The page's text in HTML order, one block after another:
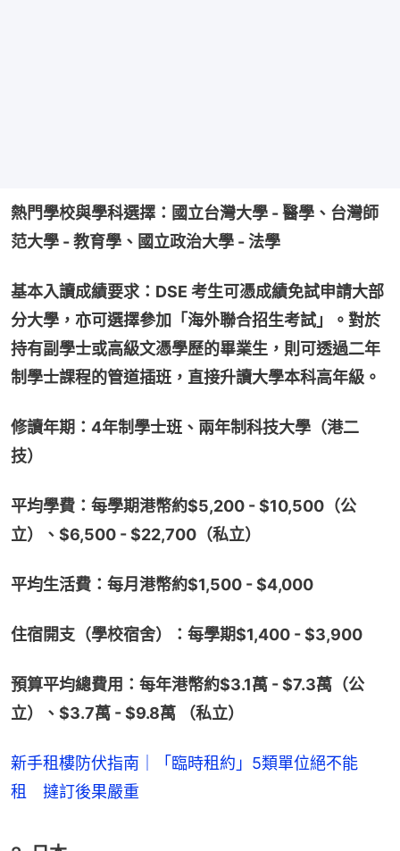
熱門學校與學科選擇：國立台灣大學 - 醫學、台灣師
范大學 - 教育學、國立政治大學 - 法學
基本入讀成績要求：DSE 考生可憑成績免試申請大部
分大學，亦可選擇參加「海外聯合招生考試」。對於
持有副學士或高級文憑學歷的畢業生，則可透過二年
制學士課程的管道插班，直接升讀大學本科高年級。
修讀年期：4年制學士班、兩年制科技大學（港二
技）
平均學費：每學期港幣約$5,200 - $10,500（公
立）、$6,500 - $22,700（私立）
平均生活費：每月港幣約$1,500 - $4,000
住宿開支（學校宿舍）：每學期$1,400 - $3,900
預算平均總費用：每年港幣約$3.1萬 - $7.3萬（公
立）、$3.7萬 - $9.8萬 （私立）
新手租樓防伏指南｜「臨時租約」5類單位絕不能
租 撻訂後果嚴重